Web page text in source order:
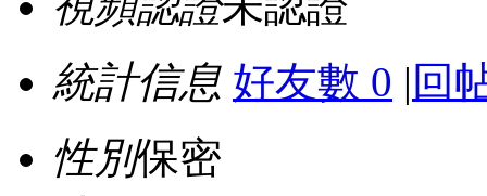
統計信息 好友數 0 | 回
性別保密